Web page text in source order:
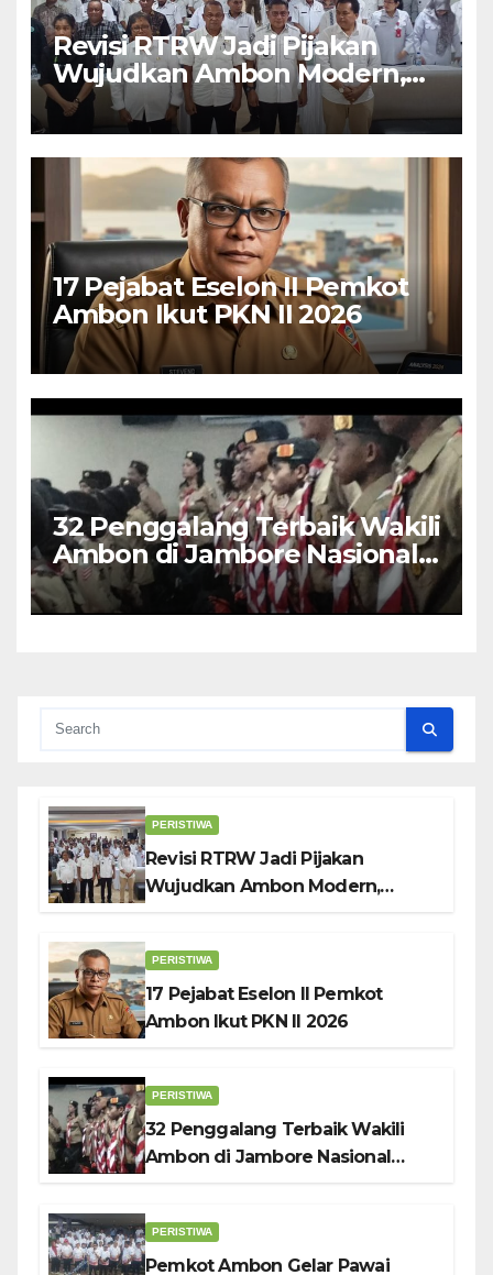
Revisi RTRW Jadi Pijakan
Wujudkan Ambon Modern,
Nyaman dan Berkelanjutan,
Kata Wali Kota Bodewin
17 Pejabat Eselon II Pemkot
Ambon Ikut PKN II 2026
32 Penggalang Terbaik Wakili
Ambon di Jambore Nasional
Pramuka ke-12, Wali Kota
Bodewin Lepas Kontingen
PERISTIWA
Revisi RTRW Jadi Pijakan
Wujudkan Ambon Modern,
PERISTIWA
17 Pejabat Eselon II Pemkot
Ambon Ikut PKN II 2026
PERISTIWA
32 Penggalang Terbaik Wakili
Ambon di Jambore Nasional
PERISTIWA
Pemkot Ambon Gelar Pawai